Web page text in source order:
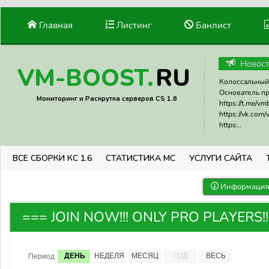
Главная Листинг Банлист
VM-BOOST.RU
Мониторинг и Раскрутка серверов CS 1.6
Основатель
https://t.me/
https://vk.com/
https:..
ВСЕ СБОРКИ КС 1.6 СТАТИСТИКА МС УСЛУГИ САЙТА
=== JOIN NOW!!! ONLY PRO
Период ДЕНЬ НЕДЕЛЯ МЕСЯЦ ГОД ВЕСЬ